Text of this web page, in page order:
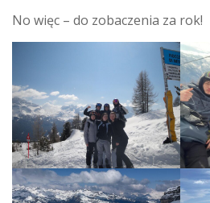
No więc – do zobaczenia za rok!